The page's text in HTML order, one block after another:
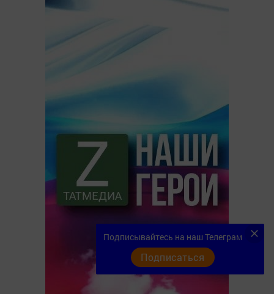
Подписывайтесь на наш Телеграм
Подписаться